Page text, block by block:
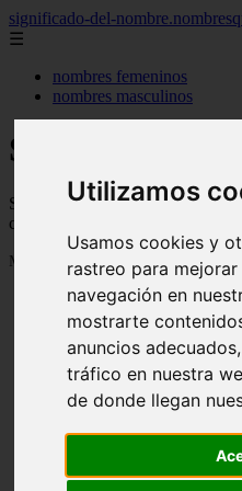
Utilizamos
Usamos cookies y
rastreo para
navegación en
mostrarte
anuncios
tráfico en nuestra
de donde llegan
significado-del-
☰
nombres femeninos
nombres masculinos
Significado de
Significado de los nombres, su
cuanta gente se llama así
Mostrando 1 - 24 de 3040 artículos